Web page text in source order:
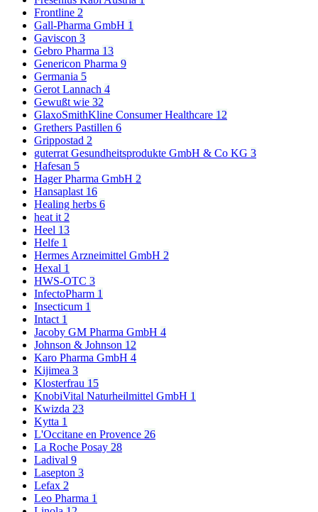
Frontline 2
Gall-Pharma GmbH 1
Gaviscon 3
Gebro Pharma 13
Genericon Pharma 9
Germania 5
Gerot Lannach 4
Gewußt wie 32
GlaxoSmithKline Consumer Healthcare 12
Grethers Pastillen 6
Grippostad 2
guterrat Gesundheitsprodukte GmbH & Co KG 3
Hafesan 5
Hager Pharma GmbH 2
Hansaplast 16
Healing herbs 6
heat it 2
Heel 13
Helfe 1
Hermes Arzneimittel GmbH 2
Hexal 1
HWS-OTC 3
InfectoPharm 1
Insecticum 1
Intact 1
Jacoby GM Pharma GmbH 4
Johnson & Johnson 12
Karo Pharma GmbH 4
Kijimea 3
Klosterfrau 15
KnobiVital Naturheilmittel GmbH 1
Kwizda 23
Kytta 1
L'Occitane en Provence 26
La Roche Posay 28
Ladival 9
Lasepton 3
Lefax 2
Leo Pharma 1